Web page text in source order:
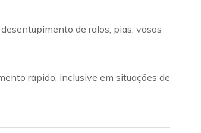
de ralos, pias, vasos
rápido, inclusive em situações de